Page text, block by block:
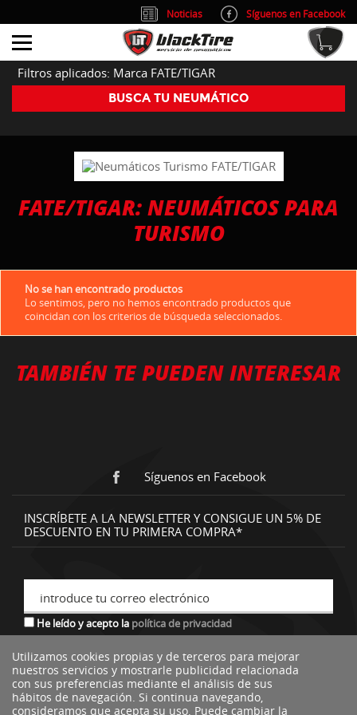
Filtros aplicados: Marca FATE/TIGAR
BUSCA TU NEUMÁTICO
FATE/TIGAR: NEUMÁTICOS PARA
TURISMO
No se han encontrado productos
Lo sentimos, pero no hemos encontrado productos que
coincidan con los criterios de búsqueda seleccionados.
TAMBIÉN TE PUEDEN INTERESAR
Síguenos en Facebook
INSCRÍBETE A LA NEWSLETTER Y CONSIGUE UN 5% DE
DESCUENTO EN TU PRIMERA COMPRA*
introduce tu correo electrónico
He leído y acepto la política de privacidad
*descuento no acumulable a otras ofertas o promociones.
Utilizamos cookies propias y de terceros para mejorar
nuestros servicios y mostrarle publicidad relacionada
con sus preferencias mediante el análisis de sus
hábitos de navegación. Si continua navegando,
consideramos que acepta su uso. Puede cambiar la
Noticias
Síguenos en Facebook
info@blacktire.es
914 353 309
Atención al cliente: L/V 9:00-14:00 y 15:00-19:00